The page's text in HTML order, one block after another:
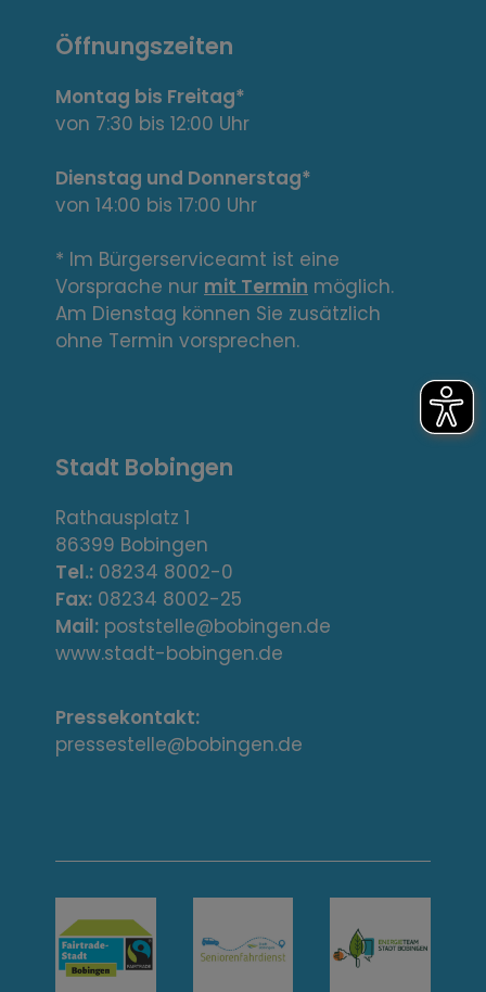
n
t
e
L
i
n
k
s
A
d
r
e
s
s
e
/
n
t
a
Öffnungszeiten
Montag bis Freitag*
von 7:30 bis 12:00 Uhr
Dienstag und Donnerstag*
von 14:00 bis 17:00 Uhr
* Im Bürgerserviceamt ist eine
Vorsprache nur mit Termin möglich.
Am Dienstag können Sie zusätzlich
ohne Termin vorsprechen.
Stadt Bobingen
Rathausplatz 1
86399 Bobingen
Tel.: 08234 8002-0
Fax: 08234 8002-25
Mail: poststelle@bobingen.de
www.stadt-bobingen.de
Pressekontakt:
pressestelle@bobingen.de